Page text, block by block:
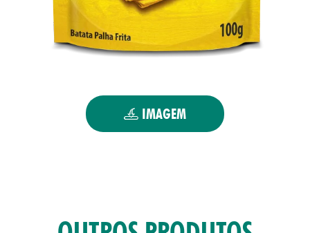
IMAGEM